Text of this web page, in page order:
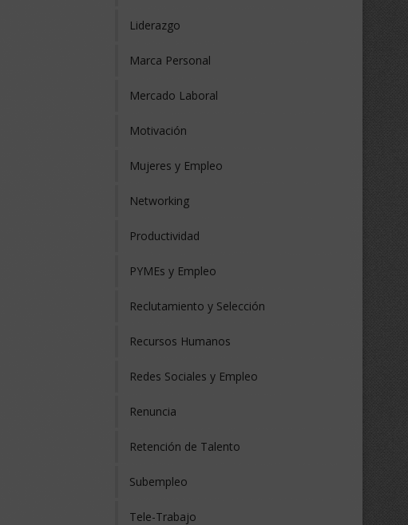
Liderazgo
Marca Personal
Mercado Laboral
Motivación
Mujeres y Empleo
Networking
Productividad
PYMEs y Empleo
Reclutamiento y Selección
Recursos Humanos
Redes Sociales y Empleo
Renuncia
Retención de Talento
Subempleo
Tele-Trabajo